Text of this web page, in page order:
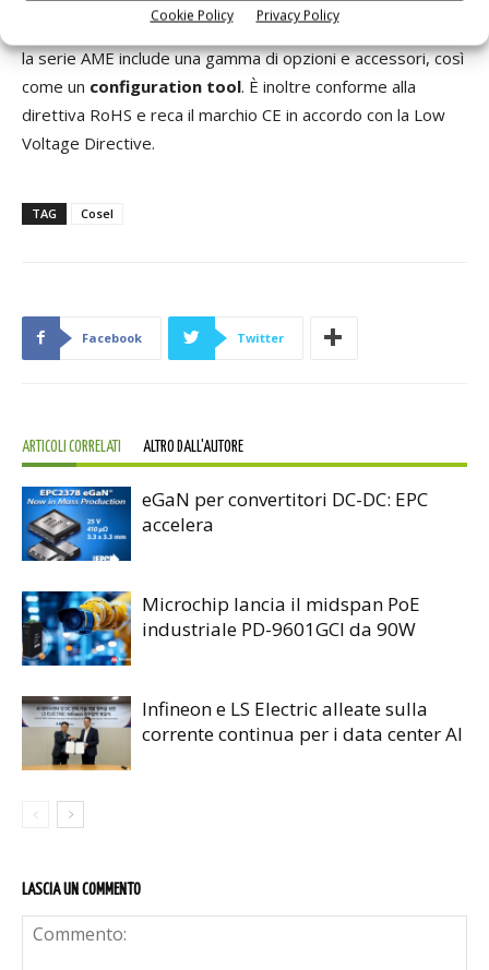
Cookie Policy Privacy Policy
impieghi e di semplificare l’implementazione del prodotto,
la serie AME include una gamma di opzioni e accessori, così
come un configuration tool. È inoltre conforme alla
direttiva RoHS e reca il marchio CE in accordo con la Low
Voltage Directive.
TAG Cosel
Facebook Twitter
ARTICOLI CORRELATI ALTRO DALL'AUTORE
eGaN per convertitori DC-DC: EPC
accelera
Microchip lancia il midspan PoE
industriale PD-9601GCI da 90W
Infineon e LS Electric alleate sulla
corrente continua per i data center AI
LASCIA UN COMMENTO